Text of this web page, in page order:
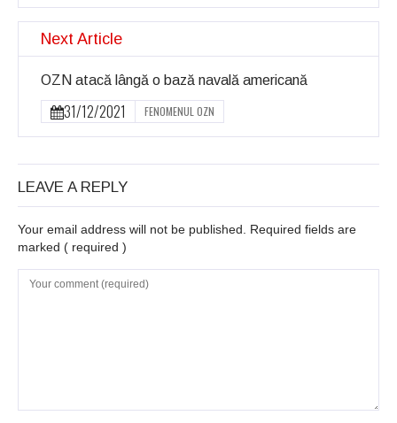
Next Article
OZN atacă lângă o bază navală americană
31/12/2021 FENOMENUL OZN
LEAVE A REPLY
Your email address will not be published. Required fields are
marked ( required )